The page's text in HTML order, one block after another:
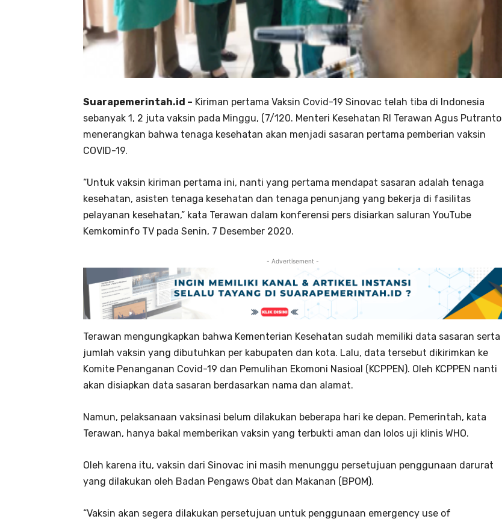
Suarapemerintah.id – Kiriman pertama Vaksin Covid-19 Sinovac telah tiba di Indonesia
sebanyak 1, 2 juta vaksin pada Minggu, (7/120. Menteri Kesehatan RI Terawan Agus Putranto
menerangkan bahwa tenaga kesehatan akan menjadi sasaran pertama pemberian vaksin
COVID-19.
“Untuk vaksin kiriman pertama ini, nanti yang pertama mendapat sasaran adalah tenaga
kesehatan, asisten tenaga kesehatan dan tenaga penunjang yang bekerja di fasilitas
pelayanan kesehatan,” kata Terawan dalam konferensi pers disiarkan saluran YouTube
Kemkominfo TV pada Senin, 7 Desember 2020.
- Advertisement -
Terawan mengungkapkan bahwa Kementerian Kesehatan sudah memiliki data sasaran serta
jumlah vaksin yang dibutuhkan per kabupaten dan kota. Lalu, data tersebut dikirimkan ke
Komite Penanganan Covid-19 dan Pemulihan Ekomoni Nasioal (KCPPEN). Oleh KCPPEN nanti
akan disiapkan data sasaran berdasarkan nama dan alamat.
Namun, pelaksanaan vaksinasi belum dilakukan beberapa hari ke depan. Pemerintah, kata
Terawan, hanya bakal memberikan vaksin yang terbukti aman dan lolos uji klinis WHO.
Oleh karena itu, vaksin dari Sinovac ini masih menunggu persetujuan penggunaan darurat
yang dilakukan oleh Badan Pengaws Obat dan Makanan (BPOM).
“Vaksin akan segera dilakukan persetujuan untuk penggunaan emergency use of